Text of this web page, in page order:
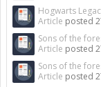
Hogwarts
Article posted
Sons of the
Article posted
Sons of the
Article posted